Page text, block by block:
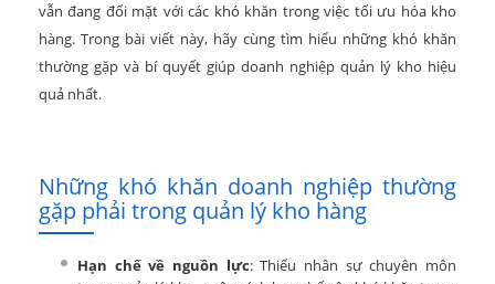
vẫn đang đối mặt với các khó khăn trong việc tối ưu hóa kho
hàng. Trong bài viết này, hãy cùng tìm hiểu những khó khăn
thường gặp và bí quyết giúp doanh nghiệp quản lý kho hiệu
quả nhất.
Những khó khăn doanh nghiệp thường
gặp phải trong quản lý kho hàng
Hạn chế về nguồn lực: Thiếu nhân sự chuyên môn